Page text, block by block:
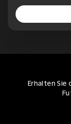
Erhalten Sie